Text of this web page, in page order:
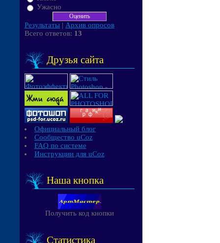
Ужасно
Результаты | Архив опросов
Всего ответов: 13
Друзья сайта
Официальный блог
Сообщество uCoz
FAQ по системе
Инструкции для uCoz
Наша кнопка
Получить код кнопки
Статистика